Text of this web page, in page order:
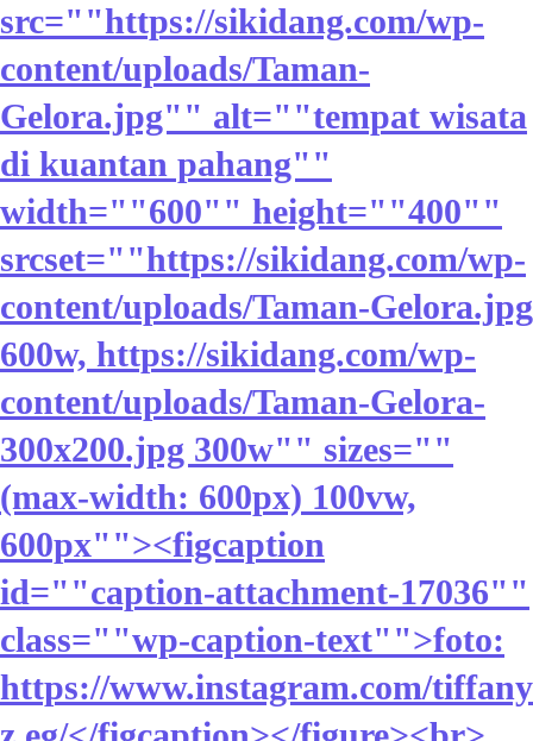
src=""https://sikidang.com/wp-
content/uploads/Taman-
Gelora.jpg"" alt=""tempat wisata
di kuantan pahang""
width=""600"" height=""400""
srcset=""https://sikidang.com/wp-
content/uploads/Taman-Gelora.jpg
600w, https://sikidang.com/wp-
content/uploads/Taman-Gelora-
300x200.jpg 300w"" sizes=""
(max-width: 600px) 100vw,
600px""><figcaption
id=""caption-attachment-17036""
class=""wp-caption-text"">foto:
https://www.instagram.com/tiffany